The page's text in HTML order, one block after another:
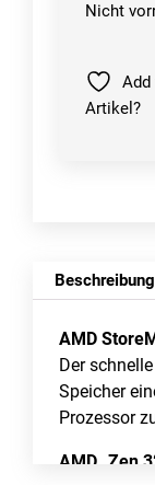
Nicht
Artikel?
Beschreibung
AMD
Der
Speicher
Prozessor
AMD „Zen